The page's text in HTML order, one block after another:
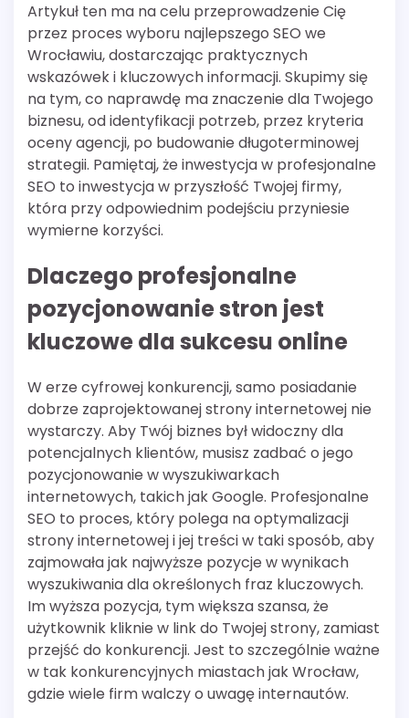
Artykuł ten ma na celu przeprowadzenie Cię
przez proces wyboru najlepszego SEO we
Wrocławiu, dostarczając praktycznych
wskazówek i kluczowych informacji. Skupimy się
na tym, co naprawdę ma znaczenie dla Twojego
biznesu, od identyfikacji potrzeb, przez kryteria
oceny agencji, po budowanie długoterminowej
strategii. Pamiętaj, że inwestycja w profesjonalne
SEO to inwestycja w przyszłość Twojej firmy,
która przy odpowiednim podejściu przyniesie
wymierne korzyści.
Dlaczego profesjonalne
pozycjonowanie stron jest
kluczowe dla sukcesu online
W erze cyfrowej konkurencji, samo posiadanie
dobrze zaprojektowanej strony internetowej nie
wystarczy. Aby Twój biznes był widoczny dla
potencjalnych klientów, musisz zadbać o jego
pozycjonowanie w wyszukiwarkach
internetowych, takich jak Google. Profesjonalne
SEO to proces, który polega na optymalizacji
strony internetowej i jej treści w taki sposób, aby
zajmowała jak najwyższe pozycje w wynikach
wyszukiwania dla określonych fraz kluczowych.
Im wyższa pozycja, tym większa szansa, że
użytkownik kliknie w link do Twojej strony, zamiast
przejść do konkurencji. Jest to szczególnie ważne
w tak konkurencyjnych miastach jak Wrocław,
gdzie wiele firm walczy o uwagę internautów.